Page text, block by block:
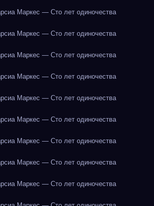
Маркес — Сто лет одиночества
Маркес — Сто лет одиночества
Маркес — Сто лет одиночества
Маркес — Сто лет одиночества
Маркес — Сто лет одиночества
Маркес — Сто лет одиночества
Маркес — Сто лет одиночества
Маркес — Сто лет одиночества
Маркес — Сто лет одиночества